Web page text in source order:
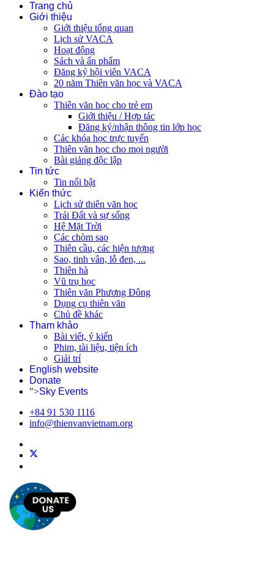
Trang chủ
Giới thiệu
Giới thiệu tổng quan
Lịch sử VACA
Hoạt động
Sách và ấn phẩm
Đăng ký hội viên VACA
20 năm Thiên văn học và VACA
Đào tạo
Thiên văn học cho trẻ em
Giới thiệu / Hợp tác
Đăng ký/nhận thông tin lớp học
Các khóa học trực tuyến
Thiên văn học cho mọi người
Bài giảng độc lập
Tin tức
Tin nổi bật
Kiến thức
Lịch sử thiên văn học
Trái Đất và sự sống
Hệ Mặt Trời
Các chòm sao
Thiên cầu, các hiện tượng
Sao, tinh vân, lỗ đen, ...
Thiên hà
Vũ trụ học
Thiên văn Phương Đông
Dụng cụ thiên văn
Chủ đề khác
Tham khảo
Bài viết, ý kiến
Phim, tài liệu, tiện ích
Giải trí
English website
Donate
">Sky Events
+84 91 530 1116
info@thienvanvietnam.org